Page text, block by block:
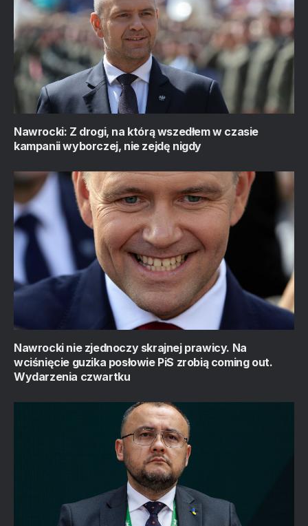
Nawrocki: Z drogi, na którą wszedłem w czasie
kampanii wyborczej, nie zejdę nigdy
Nawrocki nie zjednoczy skrajnej prawicy. Na
wciśnięcie guzika posłowie PiS zrobią coming out.
Wydarzenia czwartku